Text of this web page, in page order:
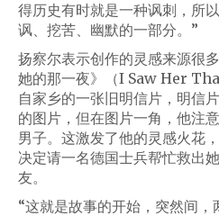
得历史有时就是一种讽刺，所
讽、挖苦、幽默的一部分。”
扬察尔表示创作的灵感来源很
她的那一夜》（I Saw Her
自家乡的一张旧明信片，明信
的图片，但在图片一角，他注
男子。这激发了他的灵感火花
决定请一名德国士兵帮忙救出
友。
“这就是故事的开始，突然间